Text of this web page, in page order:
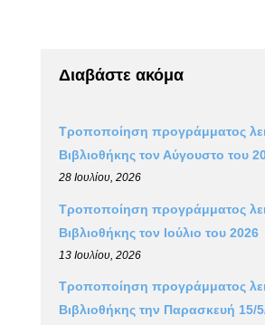
Διαβάστε ακόμα
Τροποποίηση προγράμματος
Βιβλιοθήκης τον Αύγουστο του
28 Ιουλίου, 2026
Τροποποίηση προγράμματος
Βιβλιοθήκης τον Ιούλιο του 2026
13 Ιουλίου, 2026
Τροποποίηση προγράμματος
Βιβλιοθήκης την Παρασκευή 15/